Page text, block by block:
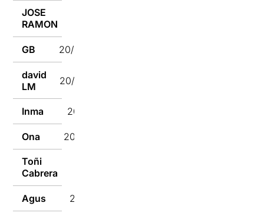
JOSE
RAMON
GB 20/05/2019
david
LM
20/05/2019
Inma 20/05/2019
Ona 20/05/2019
Toñi
Cabrera
Agus 20/05/2019